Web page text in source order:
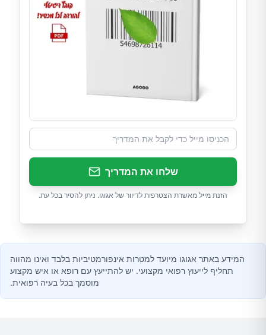
שלחו את המדריך
הזנת מייל מאשרת הצטרפות לדיוור של אגוגו. ניתן להסיר בכל עת.
המידע באתר אגוגו מיועד למטרות אינפורמטיביות בלבד ואינו מהווה
תחליף לייעוץ רפואי מקצועי. יש להתייעץ עם רופא או איש מקצוע
מוסמך בכל בעיה רפואית.